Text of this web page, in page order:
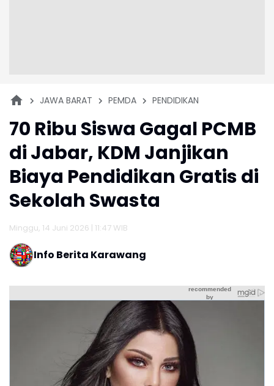
JAWA BARAT PEMDA PENDIDIKAN
70 Ribu Siswa Gagal PCMB
di Jabar, KDM Janjikan
Biaya Pendidikan Gratis di
Sekolah Swasta
Minggu, 14 Juni 2026 | 11:47 WIB
Info Berita Karawang